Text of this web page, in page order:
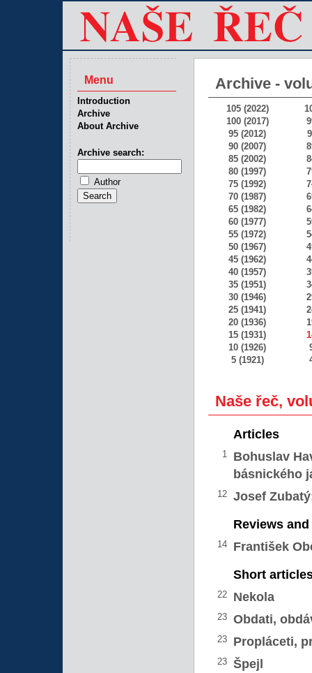
Archive -
105 (2022)
100 (2017)
95 (2012)
90 (2007)
85 (2002)
80 (1997)
75 (1992)
70 (1987)
65 (1982)
60 (1977)
55 (1972)
50 (1967)
45 (1962)
40 (1957)
35 (1951)
30 (1946)
25 (1941)
20 (1936)
15 (1931)
10 (1926)
5 (1921)
Naše řeč,
Articles
1
Bohuslav
básnického
12
Josef
Reviews
14
František
Short
22 Nekola
23 Obdati,
23 Propláceti,
23 Špejl
Menu
Introduction
Archive
About Archive
Archive search:
Author